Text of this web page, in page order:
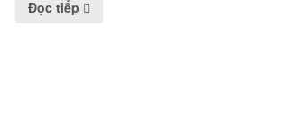
Đọc tiếp